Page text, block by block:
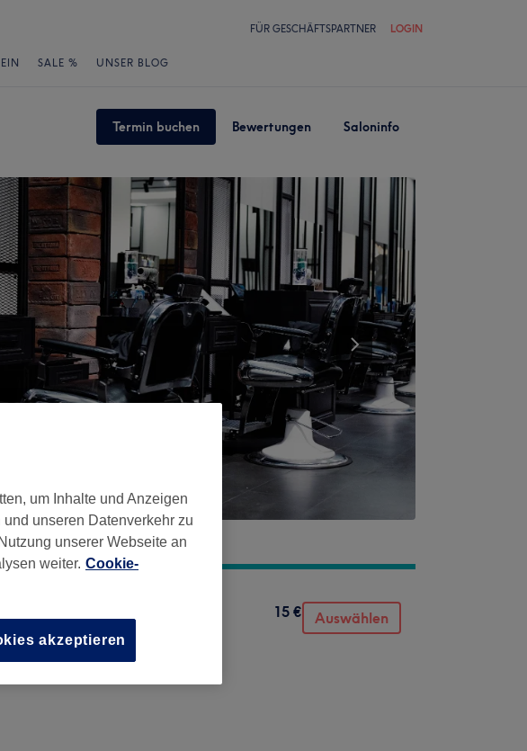
FÜR GESCHÄFTSPARTNER LOGIN
SALE % UNSER BLOG
Termin buchen Bewertungen Saloninfo
15 € Auswählen
um Inhalte und Anzeigen
unseren Datenverkehr zu
unserer Webseite an
weiter. Cookie-
akzeptieren